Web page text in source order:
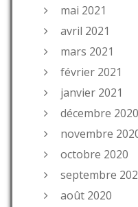
mai 2021
avril 2021
mars 2021
février 2021
janvier 2021
décembre 2020
novembre
octobre 2020
septembre
août 2020